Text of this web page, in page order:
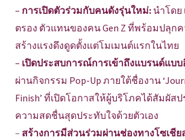
– การเปิดตัวร่วมกับคนดังรุ่นใหม่: นำโดย
ตรอง ตัวแทนของคน Gen Z ที่พร้อมปลุก
สร้างแรงดึงดูดตั้งแต่โมเมนต์แรกในไทย
– เปิดประสบการณ์การเข้าถึงแบรนด์แบ
ผ่านกิจกรรม Pop-Up ภายใต้ชื่องาน
Finish’ ที่เปิดโอกาสให้ผู้บริโภคได้สัมผัส
ความสดชื่นสุดประทับใจด้วยตัวเอง
– สร้างการมีส่วนร่วมผ่านช่องทางโซเชีย